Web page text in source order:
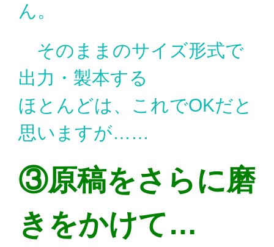
ん。
そのままのサイズ形式で
出力・製本する
ほとんどは、これでOKだと
思いますが……
③原稿をさらに磨
きをかけて…